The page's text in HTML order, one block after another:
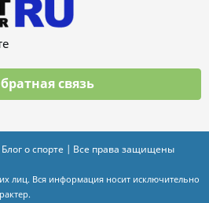
связь
о спорте | Все права защищены
лиц. Вся информация носит исключительно